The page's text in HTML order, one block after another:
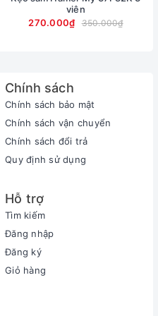
cập nhật mẫu mới
viên
270.000₫
350.000₫
Chính sách
Chính sách bảo mật
Chính sách vận chuyển
Chính sách đổi trả
Quy định sử dụng
Hỗ trợ
Tìm kiếm
Đăng nhập
Đăng ký
Giỏ hàng